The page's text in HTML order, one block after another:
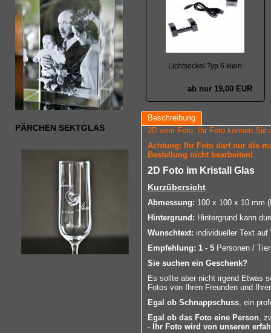
PÄRCHEN SEKTGLAS
Lichtsockel Typ 6 klein
ab nur 19,00 EUR
Beschreibung
2D vom Foto, Ihr Foto können Sie
Achtung: Ihr Foto darf nur die
Bestellung nicht bearbeiten!
2D Foto im Kristall Glas
Kurzübersicht
Abmessung: 100 x 100 x 10 mm
Hintergrund: Hintergrund kann
Wunschtext: individueller Text
Empfehlung: 1 - 5Personen /
Sie suchen ein Geschenk?
Es sollte aber nicht irgend Etwas
Fotos von Ihren Freunden und
Egal ob Schnappschuss, ein
Egal ob das Foto eine Person,
-
Ihr Foto wird von unseren